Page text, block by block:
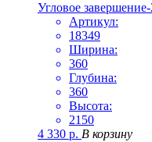
Угловое
Артикул:
18349
Ширина:
360
Глубина:
360
Высота:
2150
4 330 р. В корзину